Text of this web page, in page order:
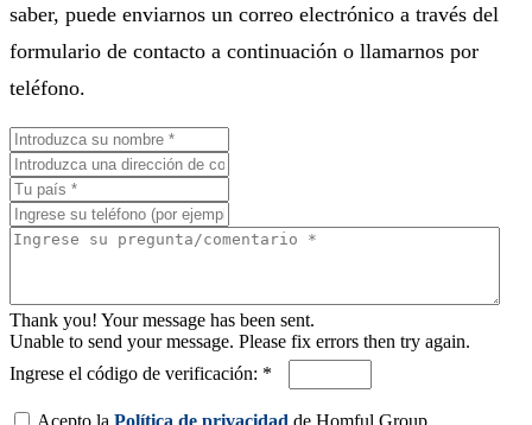
saber, puede enviarnos un correo electrónico a través del
formulario de contacto a continuación o llamarnos por
teléfono.
Thank you! Your message has been sent.
Unable to send your message. Please fix errors then try again.
Ingrese el código de verificación: *